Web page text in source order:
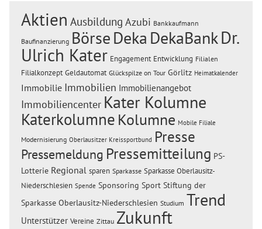
Aktien Ausbildung Azubi Bankkaufmann
Baufinanzierung BörseDeka DekaBankDr.
Ulrich Kater Engagement Entwicklung Filialen
Filialkonzept Geldautomat Glückspilze on Tour Görlitz Heimatkalender
Immobilie Immobilien Immobilienangebot
Immobiliencenter Kater Kolumne
Katerkolumne Kolumne Mobile Filiale
Modernisierung Oberlausitzer Kreissportbund Presse
Pressemeldung Pressemitteilung PS-
Lotterie Regional sparen Sparkasse Sparkasse Oberlausitz-
Niederschlesien Spende Sponsoring Sport Stiftung der
Sparkasse Oberlausitz-Niederschlesien Studium Trend
Unterstützer Vereine Zittau Zukunft